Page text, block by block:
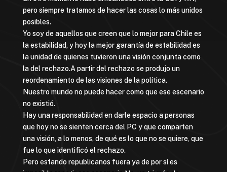
pero siempre tratamos de hacer las cosas lo más unidos
posibles.
Yo soy de aquellos que creen que lo mejor para Chile es
la estabilidad, y hoy la mejor garantía de estabilidad es
la unidad de quienes tuvieron una visión conjunta como
la del rechazo.A partir del rechazo se produjo un
reordenamiento de las visiones de la política.
Nuestro mundo no puede hacer como que ese escenario
no existió.
Hay una responsabilidad en darle espacio a personas
que hoy no se sienten cerca del PC y que comparten
una visión, a lo menos, de qué es lo que no se quiere, que
fue lo que identificó el rechazo.
Pero estando republicanos fuera ya de por sí es